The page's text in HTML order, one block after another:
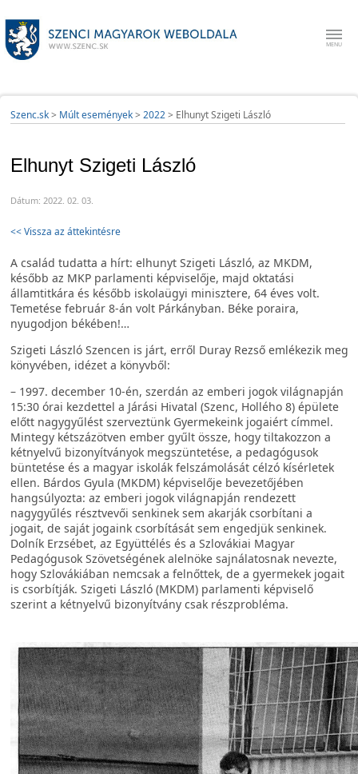
Szenc.sk> Múlt események> 2022> Elhunyt Szigeti László
Elhunyt Szigeti László
Dátum: 2022. 02. 03.
<< Vissza az áttekintésre
A család tudatta a hírt: elhunyt Szigeti László, az MKDM,
később az MKP parlamenti képviselője, majd oktatási
államtitkára és később iskolaügyi minisztere, 64 éves volt.
Temetése február 8-án volt Párkányban. Béke poraira,
nyugodjon békében!…
Szigeti László Szencen is járt, erről Duray Rezső emlékezik meg
könyvében, idézet a könyvből:
– 1997. december 10-én, szerdán az emberi jogok világnapján
15:30 órai kezdettel a Járási Hivatal (Szenc, Hollého 8) épülete
előtt nagygyűlést szerveztünk Gyermekeink jogaiért címmel.
Mintegy kétszázötven ember gyűlt össze, hogy tiltakozzon a
kétnyelvű bizonyítványok megszüntetése, a pedagógusok
büntetése és a magyar iskolák felszámolását célzó kísérletek
ellen. Bárdos Gyula (MKDM) képviselője bevezetőjében
hangsúlyozta: az emberi jogok világnapján rendezett
nagygyűlés résztvevői senkinek sem akarják csorbítani a
jogait, de saját jogaink csorbítását sem engedjük senkinek.
Dolník Erzsébet, az Együttélés és a Szlovákiai Magyar
Pedagógusok Szövetségének alelnöke sajnálatosnak nevezte,
hogy Szlovákiában nemcsak a felnőttek, de a gyermekek jogait
is csorbítják. Szigeti László (MKDM) parlamenti képviselő
szerint a kétnyelvű bizonyítvány csak részprobléma.